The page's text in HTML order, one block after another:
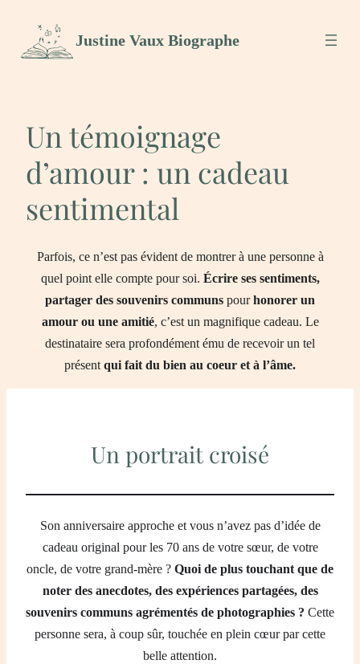
contenu
Justine Vaux Biographe
Un témoignage
d’amour : un cadeau
sentimental
Parfois, ce n’est pas évident de montrer à une personne à
quel point elle compte pour soi. Écrire ses sentiments,
partager des souvenirs communs pourhonorer un
amour ou une amitié, c’est un magnifique cadeau. Le
destinataire sera profondément ému de recevoir un tel
présent qui fait du bien au coeur et à l’âme.
Un portrait croisé
Son anniversaire approche et vous n’avez pas d’idée de
cadeau original pour les 70 ans de votre sœur, de votre
oncle, de votre grand-mère ? Quoi de plus touchant que de
noter des anecdotes, des expériences partagées, des
souvenirs communs agrémentés de photographies ? Cette
personne sera, à coup sûr, touchée en plein cœur par cette
belle attention.